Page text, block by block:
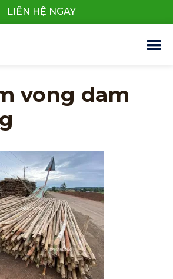
LIÊN HỆ NGAY
vong dam